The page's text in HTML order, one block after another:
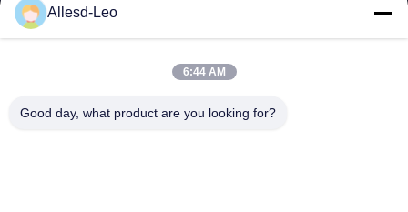
16 yıllık Tecrübe, ESD ve Temiz Oda ürünlerinin lider üreticisi ve
ihracatçısı olarak, eksiksiz bir ESD ve Temiz Oda ekipmanı ve
Ev
Ürün:% S
Allesd-Leo
6:44 AM
Good day, what product are you looking for?